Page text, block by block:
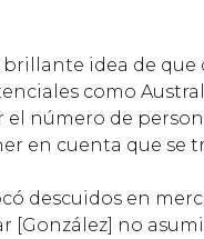
brillante idea de
como
el número de
en cuenta que se
descuidos en
[González] no